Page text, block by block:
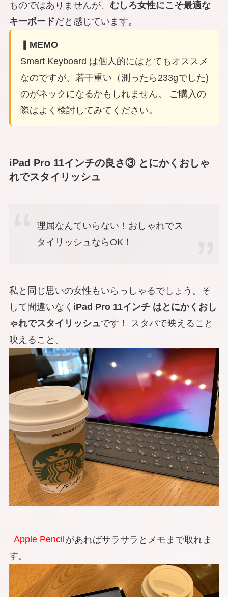
ものではありませんが、 むしろ女性にこそ最適な
キーボードだと感じています。
▎MEMO
Smart Keyboard は個人的にはとてもオススメ
なのですが、若干重い（測ったら233gでした)
のがネックになるかもしれません。 ご購入の
際はよく検討してみてください。
iPad Pro 11インチの良さ③ とにかくおしゃ
れでスタイリッシュ
理屈なんていらない！おしゃれでス
タイリッシュならOK！
私と同じ思いの女性もいらっしゃるでしょう。そ
して間違いなく iPad Pro 11インチ はとにかくおし
ゃれでスタイリッシュです！ スタバで映えること
映えること。
Apple Pencil があればサラサラとメモまで取れま
す。